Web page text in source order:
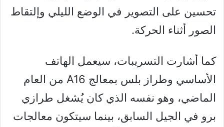
تحسين على التصوير في الوضع الليلي وإلتقاط
الصور أثناء الحركة.
كما أشارت التسريبات، سيعمل الهاتف
الأساسي وطراز بلس بمعالج A16 من العام
الماضي، وهو نفسه الذي كان يُشغل طرازي
برو في الجيل السابق، بينما سيتكون معالجات